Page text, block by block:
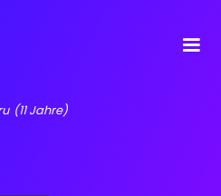
(11 Jahre)